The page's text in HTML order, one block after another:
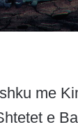
me
e